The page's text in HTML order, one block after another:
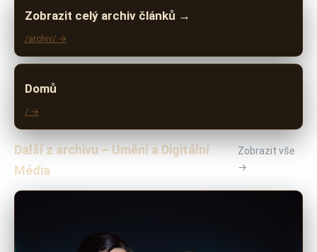
Zobrazit celý archiv článků →
/archiv/ →
Domů
/ →
Další z archivu – Umění a Digitální
Média
Zobrazit vše
→